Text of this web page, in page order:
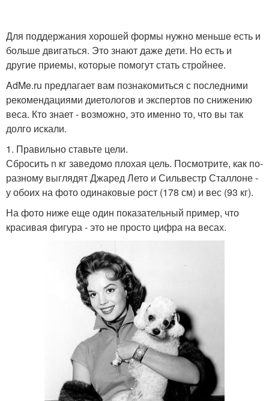
Для поддержания хорошей формы нужно меньше есть и
больше двигаться. Это знают даже дети. Но есть и
другие приемы, которые помогут стать стройнее.
AdMe.ru предлагает вам познакомиться с последними
рекомендациями диетологов и экспертов по снижению
веса. Кто знает - возможно, это именно то, что вы так
долго искали.
1. Правильно ставьте цели.
Сбросить n кг заведомо плохая цель. Посмотрите, как по-
разному выглядят Джаред Лето и Сильвестр Сталлоне -
у обоих на фото одинаковые рост (178 см) и вес (93 кг).
На фото ниже еще один показательный пример, что
красивая фигура - это не просто цифра на весах.